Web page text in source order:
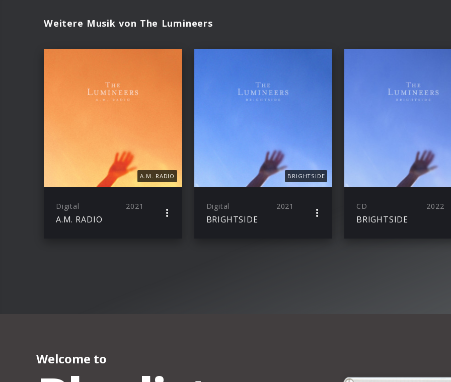
Weitere Musik von The Lumineers
A.M. RADIO
Digital 2021
A.M. RADIO
BRIGHTSIDE
Digital 2021
BRIGHTSIDE
CD 2022
BRIGHTSIDE